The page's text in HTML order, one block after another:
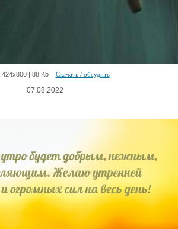
424х800 | 88 Kb Скачать / обсудить
07.08.2022